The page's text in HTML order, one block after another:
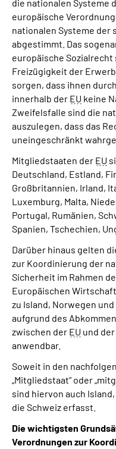
die nationalen Systeme
europäische
nationalen Systeme der
abgestimmt. Das
europäische
Freizügigkeit der
sorgen, dass ihnen
innerhalb der EU keine
Zweifelsfalle sind die
auszulegen, dass das
uneingeschränkt
Mitgliedstaaten der EU
Deutschland, Estland,
Großbritannien, Irland,
Luxemburg, Malta,
Portugal, Rumänien,
Spanien, Tschechien,
Darüber hinaus gelten
zur Koordinierung der
Sicherheit im Rahmen
Europäischen
zu Island, Norwegen
aufgrund des
zwischen der EU und
anwendbar.
Soweit in den
„Mitgliedstaat“ oder
sind hiervon auch
die Schweiz erfasst.
Die wichtigsten
Verordnungen zur